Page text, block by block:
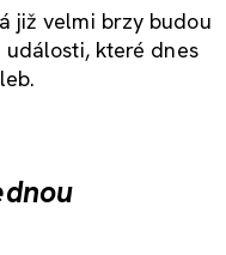
již velmi brzy budou
které dnes